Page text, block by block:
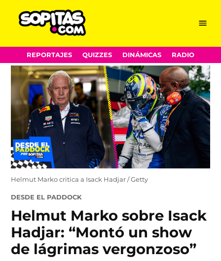
Skip
to
content
Menu
REPORTAJES QUIZZES DINÁMICAS RADIO
Helmut Marko critica a Isack Hadjar / Getty
POSTED
DESDE EL PADDOCK
Helmut Marko sobre Isack
Hadjar: “Montó un show
de lágrimas vergonzoso”